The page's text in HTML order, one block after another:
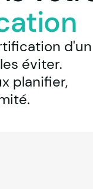
d'un
éviter.
planifier,